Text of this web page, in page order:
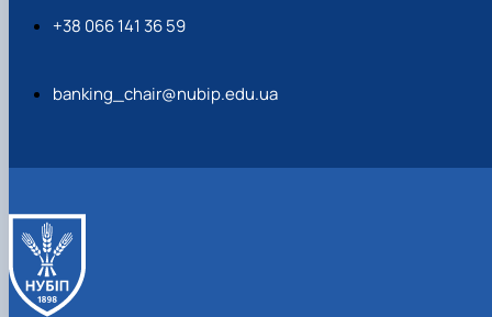
+38 066 141 36 59
banking_chair@nubip.edu.ua